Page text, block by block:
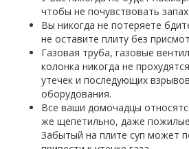
чтобы не почувствовать запах
Вы никогда не потеряете
не оставите плиту без
Газовая труба, газовые
колонка никогда не
утечек и последующих
оборудования.
Все ваши домочадцы
же щепетильно, даже пожилые
Забытый на плите суп может